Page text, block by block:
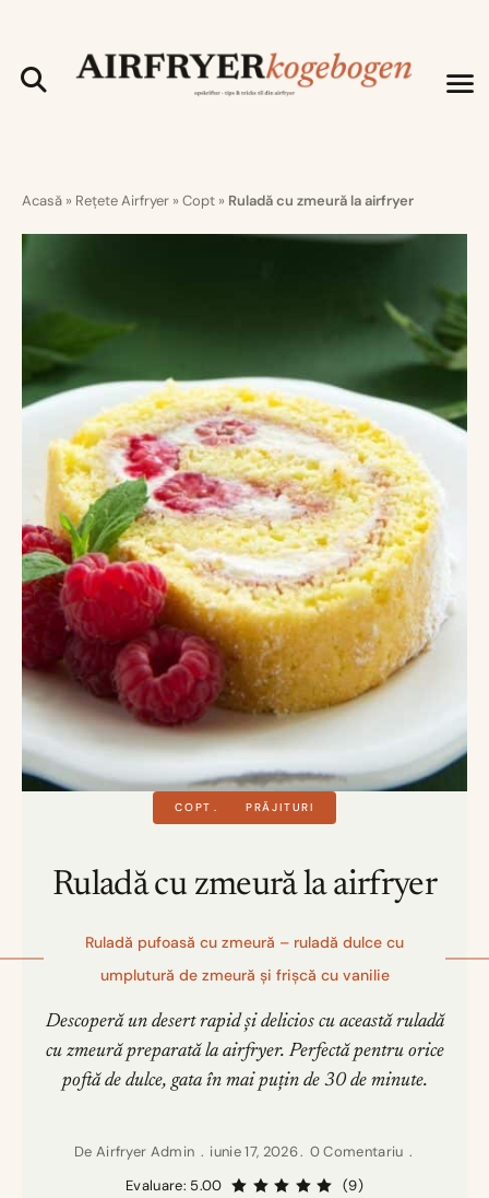
Acasă » Rețete Airfryer » Copt » Ruladă cu zmeură la airfryer
COPT PRĂJITURI
Ruladă cu zmeură la airfryer
Ruladă pufoasă cu zmeură – ruladă dulce cu
umplutură de zmeură și frișcă cu vanilie
Descoperă un desert rapid și delicios cu această ruladă
cu zmeură preparată la airfryer. Perfectă pentru orice
poftă de dulce, gata în mai puțin de 30 de minute.
De Airfryer Admin iunie 17, 2026
0 Comentariu
Evaluare: 5.00
(9)